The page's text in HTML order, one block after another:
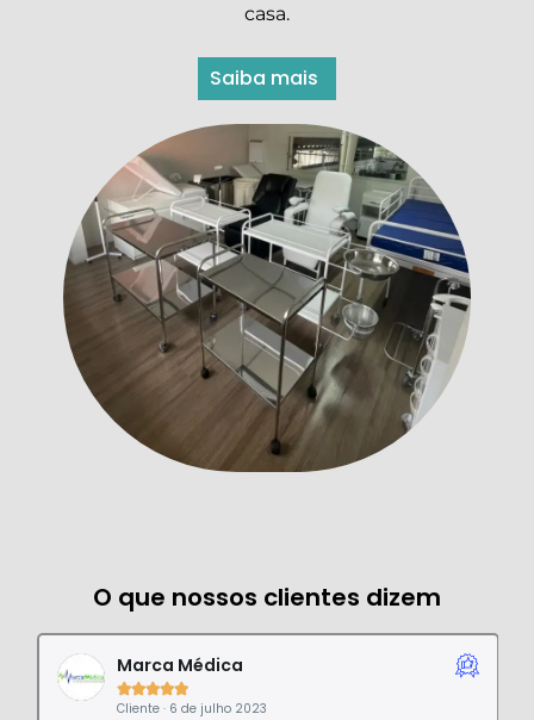
casa.
Saiba mais
O que nossos clientes dizem
Marca Médica

Cliente · 6 de julho 2023